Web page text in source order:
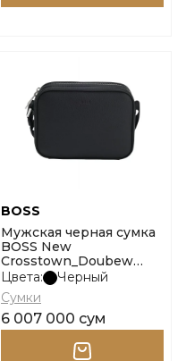
BOSS
Мужская черная сумка
BOSS New
Crosstown_Doubew
размер onesi
Цвета:
Черный
Сумки
6 007 000 сум